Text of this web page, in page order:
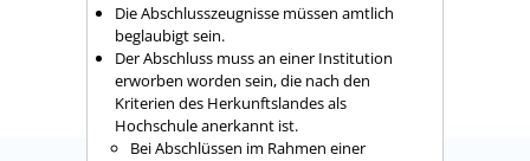
Die Abschlusszeugnisse müssen amtlich
beglaubigt sein.
Der Abschluss muss an einer Institution
erworben worden sein, die nach den
Kriterien des Herkunftslandes als
Hochschule anerkannt ist.
Bei Abschlüssen im Rahmen einer